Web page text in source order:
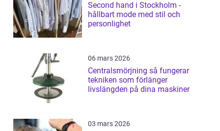
Second hand i Stockholm -
hållbart mode med stil och
personlighet
06 mars 2026
Centralsmörjning så fungerar
tekniken som förlänger
livslängden på dina maskiner
03 mars 2026